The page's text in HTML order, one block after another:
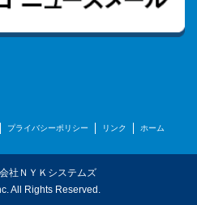
プライバシーポリシー リンク ホーム
社ＮＹＫシステムズ
All Rights Reserved.